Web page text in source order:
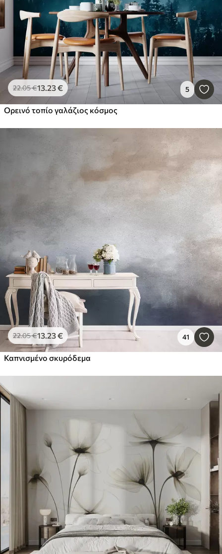
22.05€13.23€ 5
Ορεινό τοπίο γαλάζιος κόσμος
22.05€13.23€ 41
Καπνισμένο σκυρόδεμα